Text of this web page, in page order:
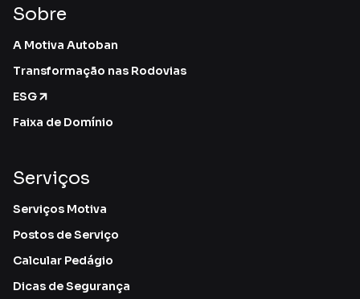
Sobre
A Motiva Autoban
Transformação nas Rodovias
ESG
Faixa de Domínio
Serviços
Serviços Motiva
Postos de Serviço
Calcular Pedágio
Dicas de Segurança